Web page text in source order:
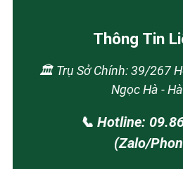
Thông Tin
🏛️ Trụ Sở Chính: 39/267
Ngọc Hà -
📞 Hotline:
(Zalo/